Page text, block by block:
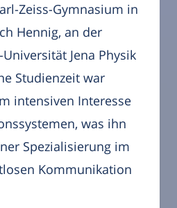
Zeiss-Gymnasium in
Hennig, an der
Jena Physik
Studienzeit war
intensiven Interesse
was ihn
Spezialisierung im
Kommunikation